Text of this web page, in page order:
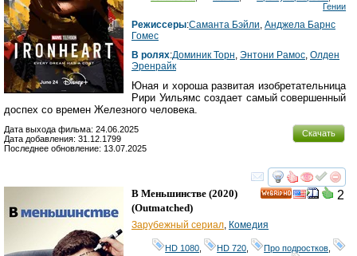
Гении
Режиссеры:Саманта Бэйли, Анджела Барнс
Гомес
В ролях:Доминик Торн, Энтони Рамос, Олден
Эренрайк
Юная и хороша развитая изобретательница
Рири Уильямс создает самый совершенный
доспех со времен Железного человека.
Скачать
Дата выхода фильма: 24.06.2025
Дата добавления: 31.12.1799
Последнее обновление: 13.07.2025
смотреть
2
В Меньшинстве (2020)
(Outmatched)
Зарубежный сериал Комедия
HD 1080 HD 720 Про подростков